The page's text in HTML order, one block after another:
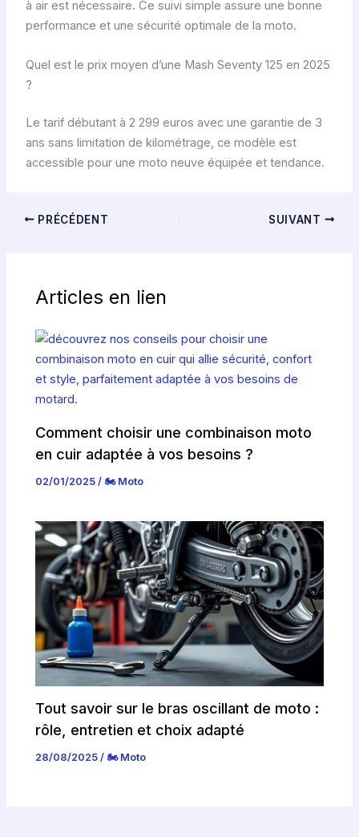
à air est nécessaire. Ce suivi simple assure une bonne
performance et une sécurité optimale de la moto.
Quel est le prix moyen d’une Mash Seventy 125 en 2025
?
Le tarif débutant à 2 299 euros avec une garantie de 3
ans sans limitation de kilométrage, ce modèle est
accessible pour une moto neuve équipée et tendance.
PRÉCÉDENT SUIVANT
Articles en lien
Comment choisir une combinaison moto
en cuir adaptée à vos besoins ?
02/01/2025/ 🏍️ Moto
Tout savoir sur le bras oscillant de moto :
rôle, entretien et choix adapté
28/08/2025/ 🏍️ Moto